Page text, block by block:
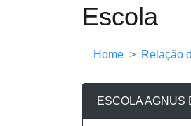
Escola
Home Relação
ESCOLA AGNUS